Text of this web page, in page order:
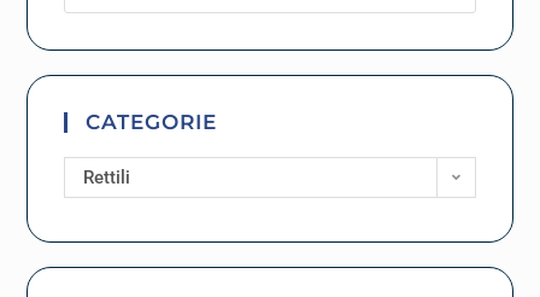
CATEGORIE
Rettili